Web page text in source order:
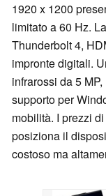
1920 x 1200
limitato a 60 Hz.
Thunderbolt 4,
impronte digitali.
infrarossi da 5
supporto per
mobilità. I prezzi
posiziona il
costoso ma